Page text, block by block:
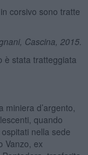
corsivo sono tratte
Cascina, 2015.
è stata tratteggiata
d’argento,
quando
nella sede
Vanzo, ex